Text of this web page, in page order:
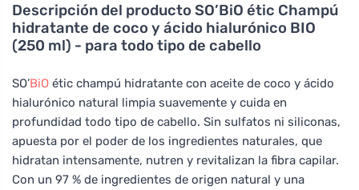
Descripción del producto SO’BiO étic Champú
hidratante de coco y ácido hialurónico BIO
(250 ml) - para todo tipo de cabello
SO’BiO étic champú hidratante con aceite de coco y ácido
hialurónico natural limpia suavemente y cuida en
profundidad todo tipo de cabello. Sin sulfatos ni siliconas,
apuesta por el poder de los ingredientes naturales, que
hidratan intensamente, nutren y revitalizan la fibra capilar.
Con un 97 % de ingredientes de origen natural y una